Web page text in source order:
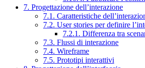
7. Progettazione dell’interazione
7.1. Caratteristiche
7.2. User stories per definire
7.2.1. Differenza tra
7.3. Flussi di interazione
7.4. Wireframe
7.5. Prototipi interattivi